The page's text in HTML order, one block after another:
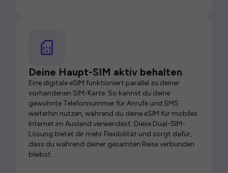
Deine Haupt-SIM aktiv behalten
Eine digitale eSIM funktioniert parallel zu deiner
vorhandenen SIM-Karte. So kannst du deine
gewohnte Telefonnummer für Anrufe und SMS
weiterhin nutzen, während du deine eSIM für mobiles
Internet im Ausland verwendest. Diese Dual-SIM-
Lösung bietet dir mehr Flexibilität und sorgt dafür,
dass du während deiner gesamten Reise verbunden
bleibst.